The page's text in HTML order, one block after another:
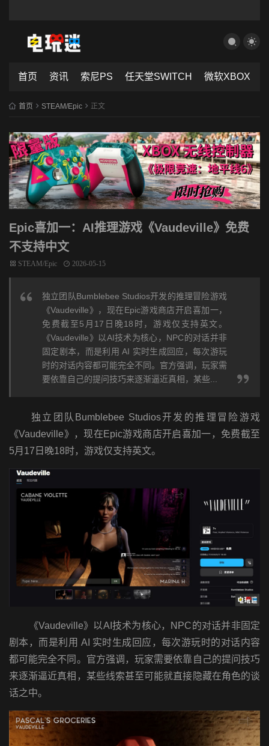
首页 资讯 索尼PS 任天堂SWITCH 微软XBOX
首页 STEAM/Epic 正文
Epic喜加一：AI推理游戏《Vaudeville》免费
不支持中文
STEAM/Epic 2026-05-15
独立团队Bumblebee Studios开发的推理冒险游戏
《Vaudeville》，现在Epic游戏商店开启喜加一，
免费截至5月17日晚18时，游戏仅支持英文。
《Vaudeville》以AI技术为核心，NPC的对话并非
固定剧本，而是利用 AI 实时生成回应，每次游玩
时的对话内容都可能完全不同。官方强调，玩家需
要依靠自己的提问技巧来逐渐逼近真相，某些...
独立团队Bumblebee Studios开发的推理冒险游戏
《Vaudeville》，现在Epic游戏商店开启喜加一，免费截至
5月17日晚18时，游戏仅支持英文。
《Vaudeville》以AI技术为核心，NPC的对话并非固定
剧本，而是利用 AI 实时生成回应，每次游玩时的对话内容
都可能完全不同。官方强调，玩家需要依靠自己的提问技巧
来逐渐逼近真相，某些线索甚至可能就直接隐藏在角色的谈
话之中。